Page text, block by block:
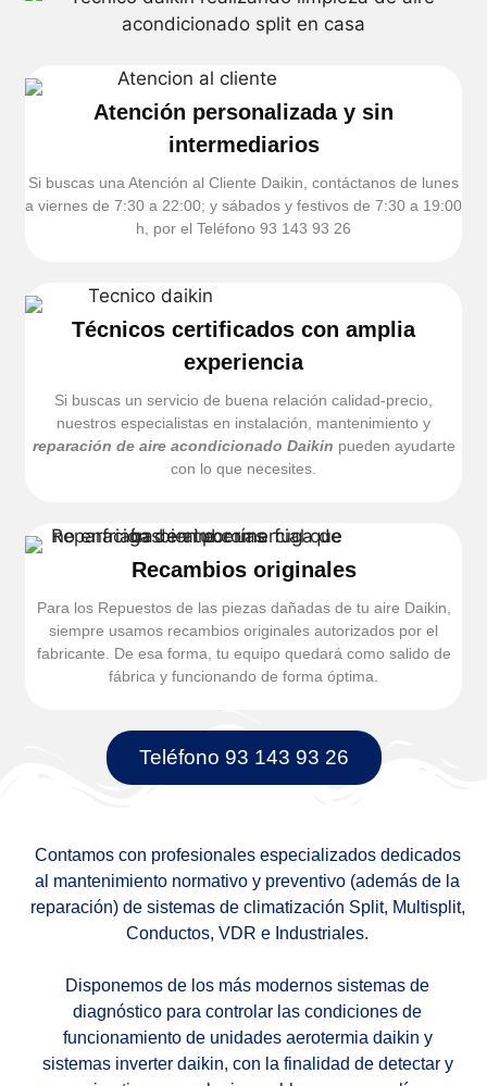
Atención personalizada y sin
intermediarios
Si buscas una Atención al Cliente Daikin, contáctanos de lunes
a viernes de 7:30 a 22:00; y sábados y festivos de 7:30 a 19:00
h, por el Teléfono 93 143 93 26
Técnicos certificados con amplia
experiencia
Si buscas un servicio de buena relación calidad-precio,
nuestros especialistas en instalación, mantenimiento y
reparación de aire acondicionado Daikin pueden ayudarte
con lo que necesites.
Recambios originales
Para los Repuestos de las piezas dañadas de tu aire Daikin,
siempre usamos recambios originales autorizados por el
fabricante. De esa forma, tu equipo quedará como salido de
fábrica y funcionando de forma óptima.
Teléfono 93 143 93 26
Contamos con profesionales especializados dedicados
al mantenimiento normativo y preventivo (además de la
reparación) de sistemas de climatización Split, Multisplit,
Conductos, VDR e Industriales.
Disponemos de los más modernos sistemas de
diagnóstico para controlar las condiciones de
funcionamiento de unidades aerotermia daikin y
sistemas inverter daikin, con la finalidad de detectar y